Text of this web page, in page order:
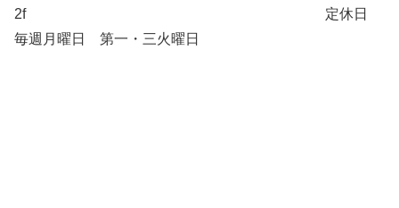
2f 定休日
毎週月曜日 第一・三火曜日